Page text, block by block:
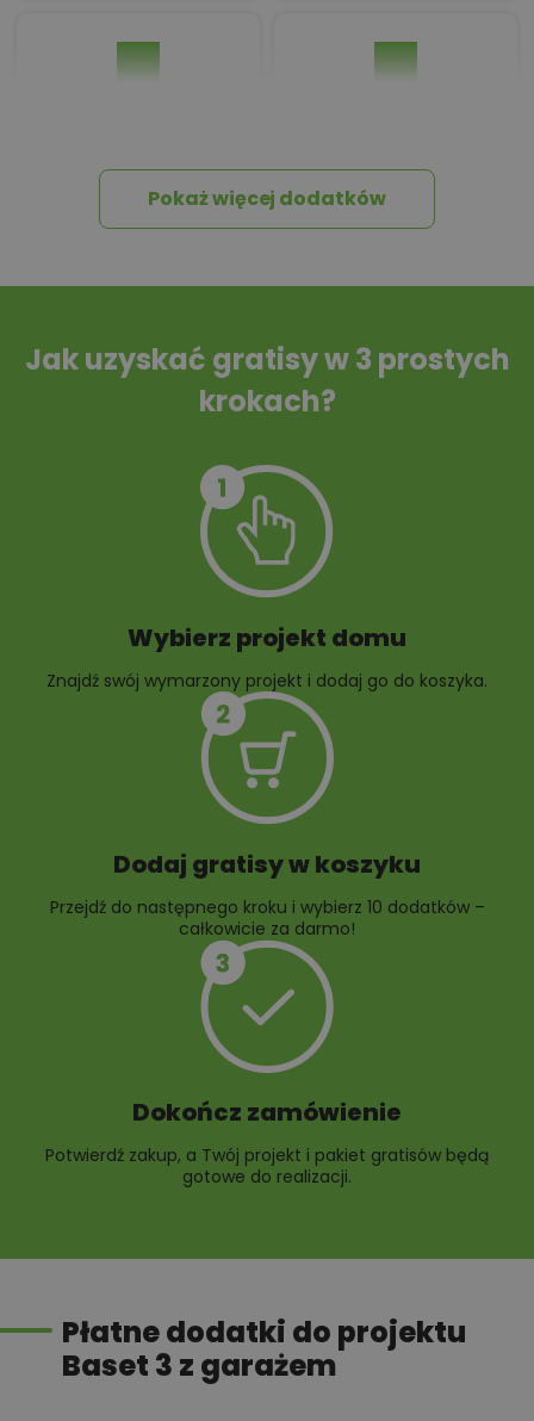
Tablica informacyjna
Przydomowa
10 projektów małej
10 projektów rabat
Pokaż więcej dodatków
Jak uzyskać gratisy w 3 prostych
krokach?
Wybierz projekt domu
Znajdź swój wymarzony projekt i dodaj go do koszyka.
Dodaj gratisy w koszyku
Przejdź do następnego kroku i wybierz 10 dodatków –
całkowicie za darmo!
Dokończ zamówienie
Potwierdź zakup, a Twój projekt i pakiet gratisów będą
gotowe do realizacji.
Płatne dodatki do projektu
Baset 3 z garażem